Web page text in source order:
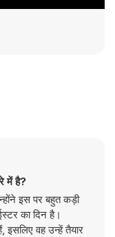
में है?
इस पर बहुत कड़ी
का दिन है।
वह उन्हें तैयार